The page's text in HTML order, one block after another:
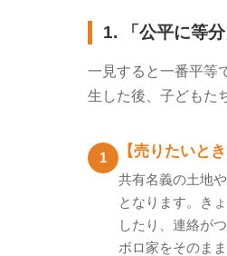
1. 「公平に等
一見すると一番平等
生した後、子どもた
1 【売りたいと
共有名義の土地
となります。き
したり、連絡が
ボロ家をそのま